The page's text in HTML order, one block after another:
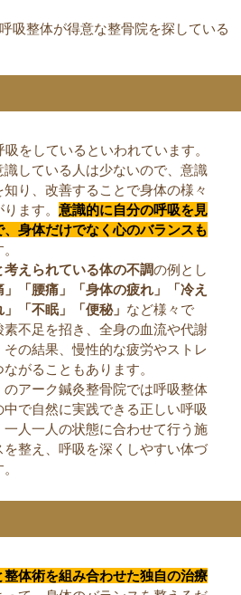
吸整体が得意な整骨院を探している
をしているといわれています。
している人は少ないので、意識
り、改善することで身体の様々
ます。 意識的に自分の呼吸を見
身体だけでなく心のバランスも
えられている体の不調の例とし
」「腰痛」「身体の疲れ」「冷え
「不眠」「便秘」 など様々で
不足を招き、全身の血流や代謝
の結果、慢性的な疲労やストレ
がることもあります。
アーク鍼灸整骨院では呼吸整体
で自然に実践できる正しい呼吸
人一人の状態に合わせて行う施
整え、呼吸を深くしやすい体づ
整体術を組み合わせた独自の治療